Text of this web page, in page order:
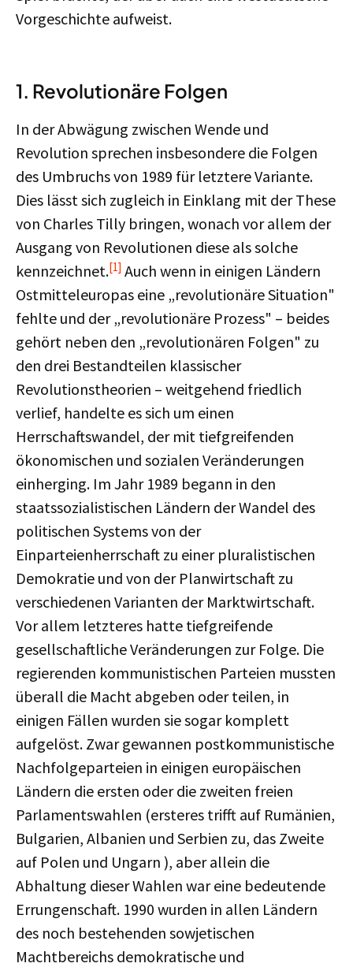
Vorgeschichte aufweist.
1. Revolutionäre Folgen
In der Abwägung zwischen Wende und
Revolution sprechen insbesondere die Folgen
des Umbruchs von 1989 für letztere Variante.
Dies lässt sich zugleich in Einklang mit der These
von Charles Tilly bringen, wonach vor allem der
Ausgang von Revolutionen diese als solche
kennzeichnet.[1] Auch wenn in einigen Ländern
Ostmitteleuropas eine „revolutionäre Situation"
fehlte und der „revolutionäre Prozess" – beides
gehört neben den „revolutionären Folgen" zu
den drei Bestandteilen klassischer
Revolutionstheorien – weitgehend friedlich
verlief, handelte es sich um einen
Herrschaftswandel, der mit tiefgreifenden
ökonomischen und sozialen Veränderungen
einherging. Im Jahr 1989 begann in den
staatssozialistischen Ländern der Wandel des
politischen Systems von der
Einparteienherrschaft zu einer pluralistischen
Demokratie und von der Planwirtschaft zu
verschiedenen Varianten der Marktwirtschaft.
Vor allem letzteres hatte tiefgreifende
gesellschaftliche Veränderungen zur Folge. Die
regierenden kommunistischen Parteien mussten
überall die Macht abgeben oder teilen, in
einigen Fällen wurden sie sogar komplett
aufgelöst. Zwar gewannen postkommunistische
Nachfolgeparteien in einigen europäischen
Ländern die ersten oder die zweiten freien
Parlamentswahlen (ersteres trifft auf Rumänien,
Bulgarien, Albanien und Serbien zu, das Zweite
auf Polen und Ungarn ), aber allein die
Abhaltung dieser Wahlen war eine bedeutende
Errungenschaft. 1990 wurden in allen Ländern
des noch bestehenden sowjetischen
Machtbereichs demokratische und